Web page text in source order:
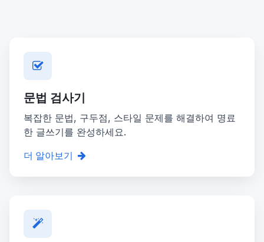
문법 검사기
복잡한 문법, 구두점, 스타일 문제를 해결하여 명료
한 글쓰기를 완성하세요.
더 알아보기